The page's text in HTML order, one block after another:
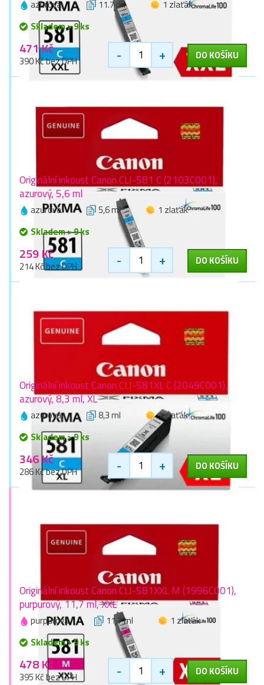
azurová 11.7 ml
1 zlaťák
Skladem > 9 ks
471 Kč
390 Kč bez DPH - + DO KOŠÍKU
Originální inkoust Canon CLI-581 C (2103C001),
azurový, 5,6 ml
azurová 5,6 ml
1 zlaťák
Skladem > 9 ks
259 Kč
214 Kč bez DPH - + DO KOŠÍKU
Originální inkoust Canon CLI-581XL C (2049C001),
azurový, 8,3 ml, XL
azurová 8,3 ml
1 zlaťák
Skladem > 9 ks
346 Kč
286 Kč bez DPH - + DO KOŠÍKU
Originální inkoust Canon CLI-581XXL M (1996C001),
purpurový, 11,7 ml, XXL
purpurová 11,7 ml
1 zlaťák
Skladem > 9 ks
478 Kč
395 Kč bez DPH - + DO KOŠÍKU